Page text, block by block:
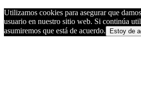
Utilizamos cookies para asegurar que
usuario en nuestro sitio web. Si continúa
asumiremos que está de acuerdo.
Estoy de